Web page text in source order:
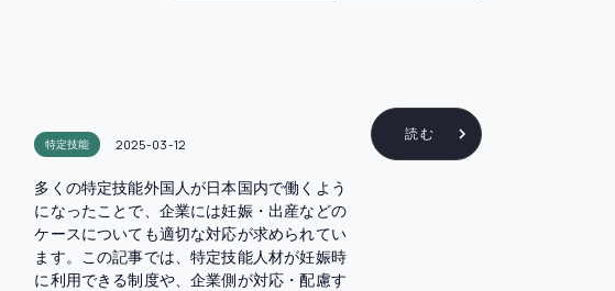
特定技能 2025-03-12
多くの特定技能外国人が日本国内で働くよう
になったことで、企業には妊娠・出産などの
ケースについても適切な対応が求められてい
ます。この記事では、特定技能人材が妊娠時
に利用できる制度や、企業側が対応・配慮す
読む